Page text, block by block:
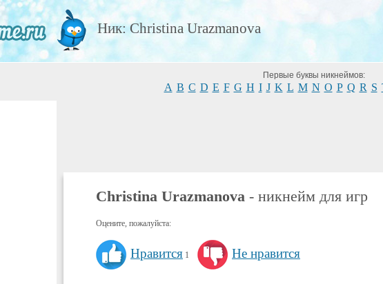
Ник: Christina Urazmanova
Первые буквы никнеймов:
A B C D E F G H I J K L M N O P Q R S
Christina Urazmanova - никнейм для игр
Оцените, пожалуйста:
Нравится 1 Не нравится